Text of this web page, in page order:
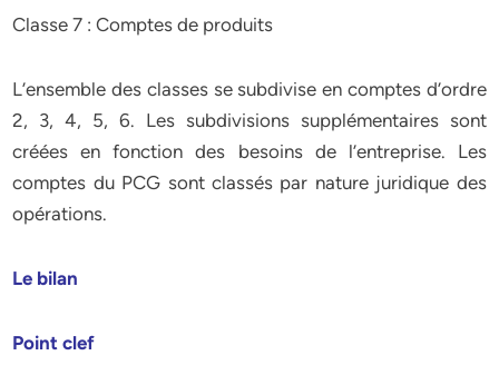
Classe 7 : Comptes de produits
L’ensemble des classes se subdivise en comptes d’ordre
2, 3, 4, 5, 6. Les subdivisions supplémentaires sont
créées en fonction des besoins de l’entreprise. Les
comptes du PCG sont classés par nature juridique des
opérations.
Le bilan
Point clef